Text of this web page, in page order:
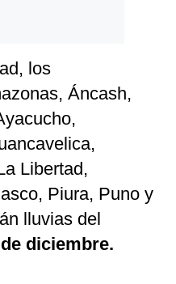
los
Áncash,
Libertad,
Piura, Puno y
lluvias del
diciembre.